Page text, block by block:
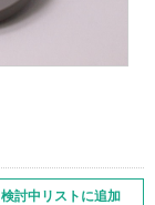
検討中リストに追加